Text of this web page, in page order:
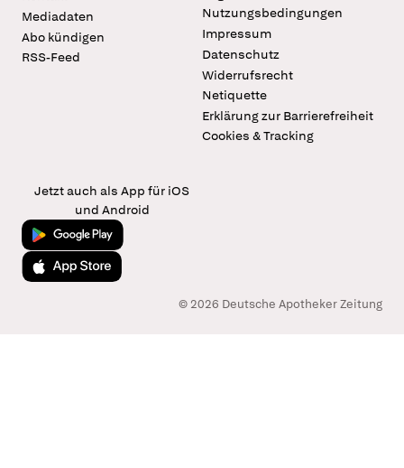
Mediadaten
Abo kündigen
RSS-Feed
Nutzungsbedingungen
Impressum
Datenschutz
Widerrufsrecht
Netiquette
Erklärung zur Barrierefreiheit
Cookies & Tracking
Jetzt auch als App für iOS
und Android
Jetzt bei Google Play
Laden im App Store
© 2026 Deutsche Apotheker Zeitung